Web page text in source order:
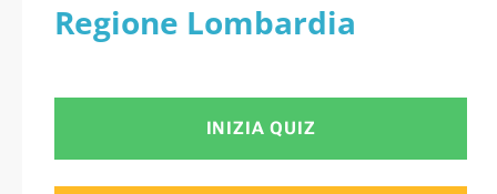
Regione Lombardia
INIZIA QUIZ